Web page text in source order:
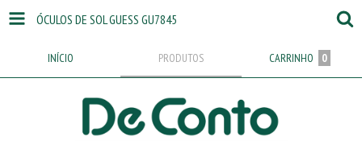
ÓCULOS DE SOL GUESS GU7845
INÍCIO PRODUTOS CARRINHO 0